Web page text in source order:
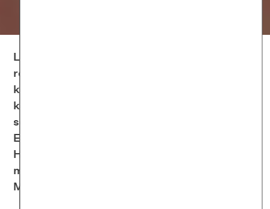
Leidest du an einem Hautausschlag? Hast du
rote Flecken am Körper oder einen
kreisrunden Ausschlag? Quälen dich Pickel,
kleine rote Pünktchen oder Juckreiz? Hinter
solchen Beschwerden können sich unzählige
Erkrankungen verbergen – eventuell auch ein
Hautausschlag durch Stress. Hier erfährst du
mehr zu den Hintergründen und zu
Möglichkeiten, dir Hilfe zu holen.